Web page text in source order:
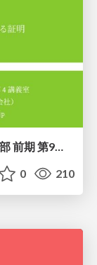
[2026前期火５] 論理学（京都大学文学部 前期 第9回）「正規化の停止性——ヒドラゲームによる証明」
0 210